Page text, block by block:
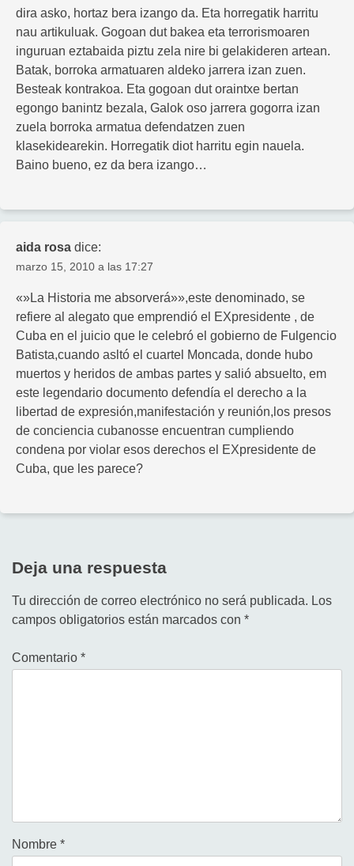
dira asko, hortaz bera izango da. Eta horregatik harritu
nau artikuluak. Gogoan dut bakea eta terrorismoaren
inguruan eztabaida piztu zela nire bi gelakideren artean.
Batak, borroka armatuaren aldeko jarrera izan zuen.
Besteak kontrakoa. Eta gogoan dut oraintxe bertan
egongo banintz bezala, Galok oso jarrera gogorra izan
zuela borroka armatua defendatzen zuen
klasekidearekin. Horregatik diot harritu egin nauela.
Baino bueno, ez da bera izango…
aida rosa dice:
marzo 15, 2010 a las 17:27
«»La Historia me absorverá»»,este denominado, se
refiere al alegato que emprendió el EXpresidente , de
Cuba en el juicio que le celebró el gobierno de Fulgencio
Batista,cuando asltó el cuartel Moncada, donde hubo
muertos y heridos de ambas partes y salió absuelto, em
este legendario documento defendía el derecho a la
libertad de expresión,manifestación y reunión,los presos
de conciencia cubanosse encuentran cumpliendo
condena por violar esos derechos el EXpresidente de
Cuba, que les parece?
Deja una respuesta
Tu dirección de correo electrónico no será publicada. Los
campos obligatorios están marcados con *
Comentario *
Nombre *